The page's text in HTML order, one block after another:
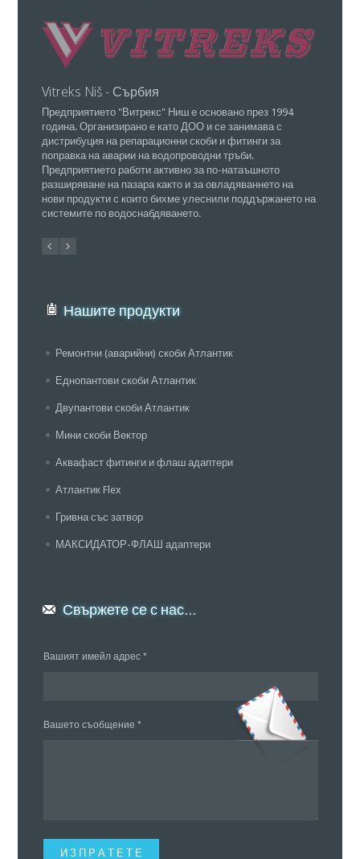
Vitreks Niš - Сърбия
Предприятието "Витрекс" Ниш е основано през 1994
година. Организирано е като ДОО и се занимава с
дистрибуция на репарационни скоби и фитинги за
поправка на аварии на водопроводни тръби.
Предприятието работи активно за по-натаъшното
разширяване на пазара както и за овладяваннето на
нови продукти с които бихме улеснили поддържането на
системите по водоснабдяването.
Нашите продукти
Ремонтни (аварийни) скоби Атлантик
Еднопантови скоби Атлантик
Двупантови скоби Атлантик
Мини скоби Вектор
Аквафаст фитинги и флаш адаптери
Атлантик Flex
Гривна със затвор
МАКСИДАТОР-ФЛАШ адаптери
Свържете се с нас...
Вашият имейл адрес *
Вашето cъобщение *
И З П Р А Т Е Т Е